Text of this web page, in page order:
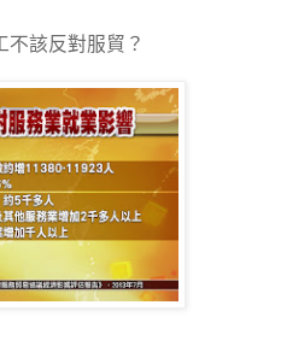
不該反對服貿？